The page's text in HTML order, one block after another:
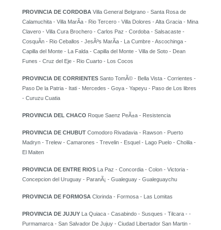
PROVINCIA DE CORDOBA Villa General Belgrano - Santa Rosa de
Calamuchita - Villa MarÃ­a - Rio Tercero - Villa Dolores - Alta Gracia - Mina
Clavero - Villa Cura Brochero - Carlos Paz - Cordoba - Salsacaste -
CosquÃ­n - Rio Ceballos - JesÃºs MarÃ­a - La Cumbre - Ascochinga -
Capilla del Monte - La Falda - Capilla del Monte - Villa de Soto - Dean
Funes - Cruz del Eje - Rio Cuarto - Los Cocos
PROVINCIA DE CORRIENTES Santo TomÃ© - Bella Vista - Corrientes -
Paso De la Patria - Itati - Mercedes - Goya - Yapeyu - Paso de Los libres
- Curuzu Cuatia
PROVINCIA DEL CHACO Roque Saenz PeÃ±a - Resistencia
PROVINCIA DE CHUBUT Comodoro Rivadavia - Rawson - Puerto
Madryn - Trelew - Camarones - Trevelin - Esquel - Lago Puelo - Cholila -
El Maiten
PROVINCIA DE ENTRE RIOS La Paz - Concordia - Colon - Victoria -
Concepcion del Uruguay - ParanÃ¡ - Gualeguay - Gualeguaychu
PROVINCIA DE FORMOSA Clorinda - Formosa - Las Lomitas
PROVINCIA DE JUJUY La Quiaca - Casabindo - Susques - Tilcara - -
Purmamarca - San Salvador De Jujuy - Ciudad Libertador San Martin -